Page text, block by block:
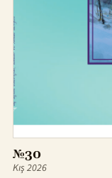
№30
Kış 2026